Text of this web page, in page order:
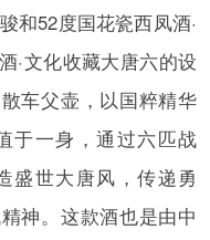
和52度国花瓷西凤酒·
·文化收藏大唐六的设
车父壶，以国粹精华
于一身，通过六匹战
盛世大唐风，传递勇
神。这款酒也是由中